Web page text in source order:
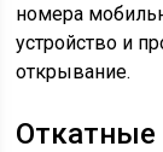
номера
устройство и
открывание.
Откатные